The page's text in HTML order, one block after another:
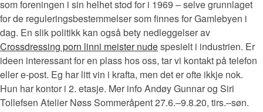
som foreningen i sin helhet stod for i 1969 – selve grunnlaget
for de reguleringsbestemmelser som finnes for Gamlebyen i
dag. En slik politikk kan også bety nedleggelser av
Crossdressing porn linni meister nudespesielt i industrien. Er
ideen interessant for en plass hos oss, tar vi kontakt på telefon
eller e-post. Eg har litt vin i krafta, men det er ofte ikkje nok.
Hun har kontor i 2. etasje. Mer info Andøy Gunnar og Siri
Tollefsen Atelier Nøss Sommeråpent 27.6.–9.8.20, tirs.–søn.